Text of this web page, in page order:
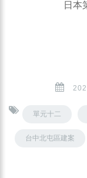
日本
單元十二
台中北屯區建案